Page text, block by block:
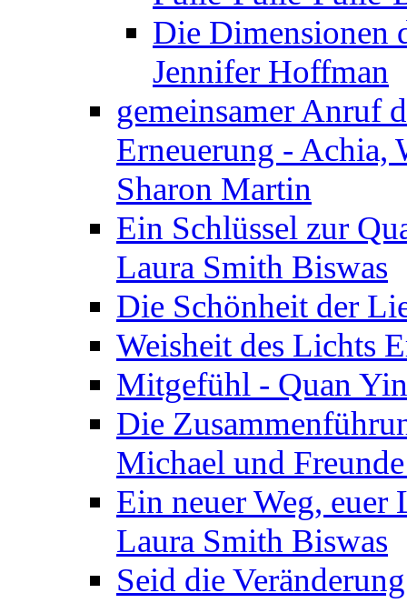
Die Dimensionen
Jennifer Hoffman
gemeinsamer Anruf
Erneuerung - Achia,
Sharon Martin
Ein Schlüssel zur
Laura Smith Biswas
Die Schönheit der
Weisheit des Lichts
Mitgefühl - Quan
Die
Michael und
Ein neuer Weg, euer
Laura Smith Biswas
Seid die